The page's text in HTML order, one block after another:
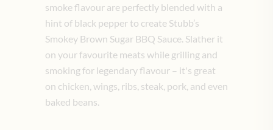
smoke flavour are perfectly blended with a
hint of black pepper to create Stubb’s
Smokey Brown Sugar BBQ Sauce. Slather it
on your favourite meats while grilling and
smoking for legendary flavour – it's great
on chicken, wings, ribs, steak, pork, and even
baked beans.